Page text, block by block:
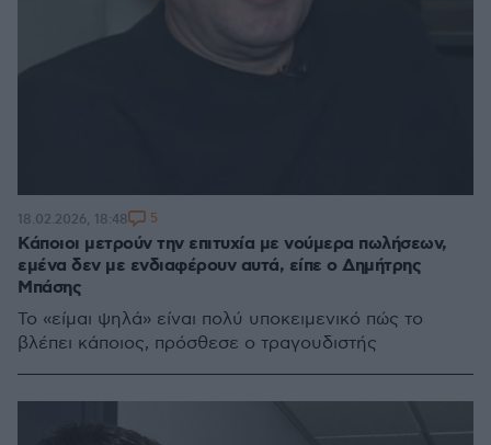
Κάποιοι μετρούν την επιτυχία με νούμερα πωλήσεων,
εμένα δεν με ενδιαφέρουν αυτά, είπε ο Δημήτρης
Μπάσης
Το «είμαι ψηλά» είναι πολύ υποκειμενικό πώς το
βλέπει κάποιος, πρόσθεσε ο τραγουδιστής
18.02.2026, 18:48 5